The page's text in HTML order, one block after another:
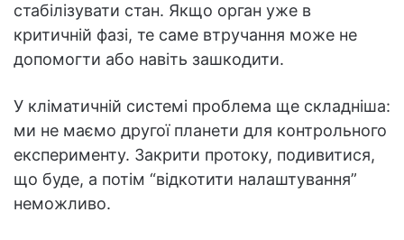
стабілізувати стан. Якщо орган уже в
критичній фазі, те саме втручання може не
допомогти або навіть зашкодити.
У кліматичній системі проблема ще складніша:
ми не маємо другої планети для контрольного
експерименту. Закрити протоку, подивитися,
що буде, а потім “відкотити налаштування”
неможливо.